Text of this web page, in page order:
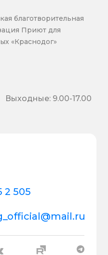
2 505
благотворительная
Приют для
«Краснодог»
Выходные: 9.00-17.00